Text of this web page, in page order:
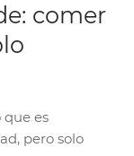
comer
que es
pero solo